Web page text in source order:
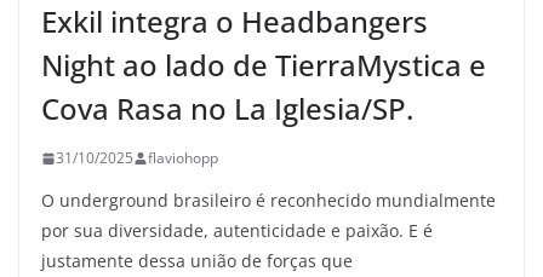
Exkil integra o Headbangers
Night ao lado de TierraMystica e
Cova Rasa no La Iglesia/SP.
31/10/2025 flaviohopp
O underground brasileiro é reconhecido mundialmente
por sua diversidade, autenticidade e paixão. E é
justamente dessa união de forças que